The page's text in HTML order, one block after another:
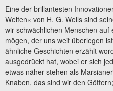
Eine der brillantesten
Welten« von H. G. Wells sind
wir schwächlichen Menschen
mögen, der uns weit überlegen
ähnliche Geschichten erzählt
ausgedrückt hat, wobei er sich
etwas näher stehen als
Knaben, das sind wir den